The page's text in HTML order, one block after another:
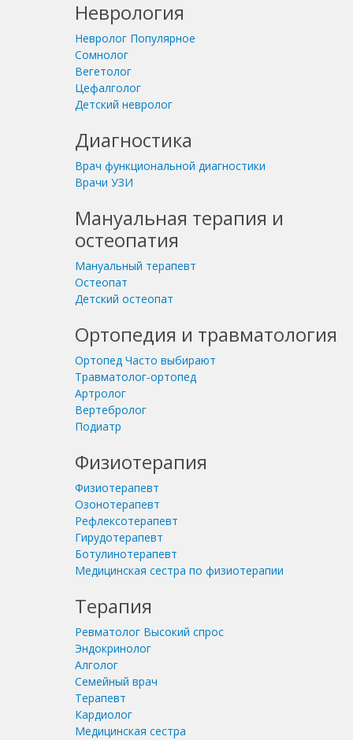
Неврология
Невролог Популярное
Сомнолог
Вегетолог
Цефалголог
Детский невролог
Диагностика
Врач функциональной диагностики
Врачи УЗИ
Мануальная терапия и
остеопатия
Мануальный терапевт
Остеопат
Детский остеопат
Ортопедия и травматология
Ортопед Часто выбирают
Травматолог-ортопед
Артролог
Вертебролог
Подиатр
Физиотерапия
Физиотерапевт
Озонотерапевт
Рефлексотерапевт
Гирудотерапевт
Ботулинотерапевт
Медицинская сестра по физиотерапии
Терапия
Ревматолог Высокий спрос
Эндокринолог
Алголог
Семейный врач
Терапевт
Кардиолог
Медицинская сестра